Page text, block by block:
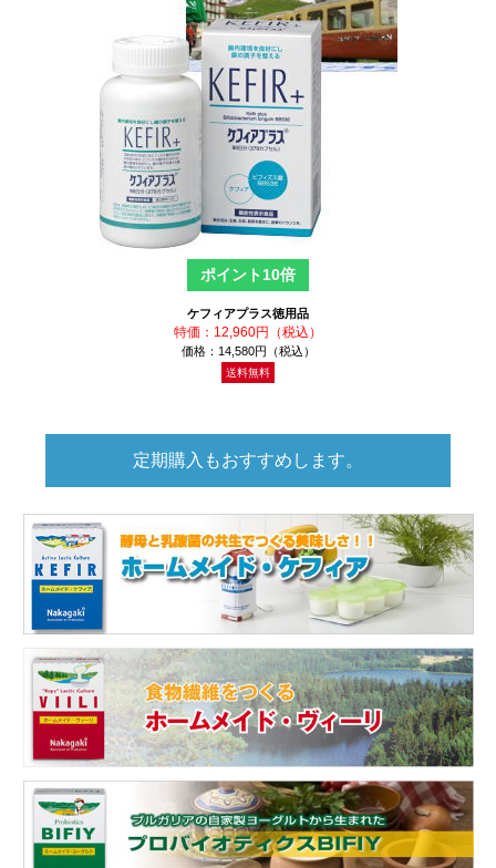
ポイント10倍
ケフィアプラス徳用品
特価：12,960円（税込）
価格：14,580円（税込）
送料無料
定期購入もおすすめします。